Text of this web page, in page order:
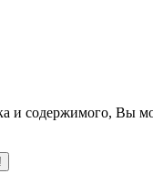
содержимого, Вы